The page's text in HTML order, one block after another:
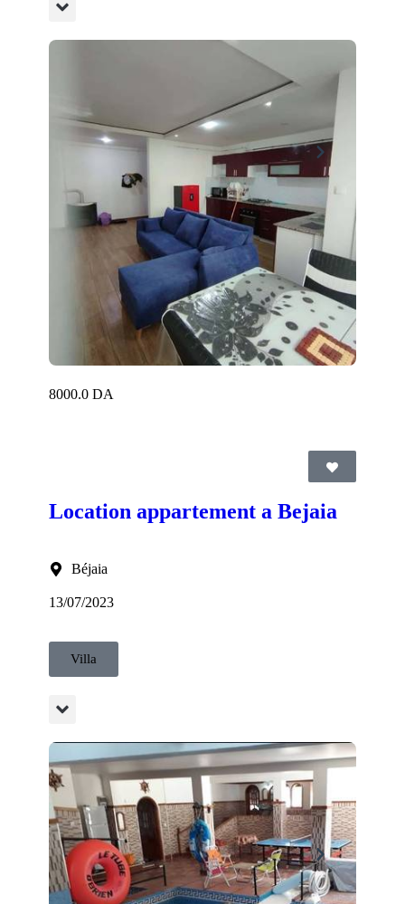
8000.0 DA
Location appartement a Bejaia
Béjaia
13/07/2023
Villa